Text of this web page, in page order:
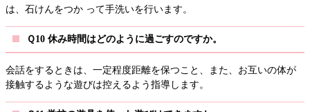
は、石けんをつか って手洗いを行います。
Ｑ10 休み時間はどのように過ごすのですか。
会話をするときは、一定程度距離を保つこと、また、お互いの体が
接触するような遊びは控えるよう指導します。